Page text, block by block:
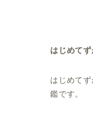
はじめて
はじめて
鑑です。